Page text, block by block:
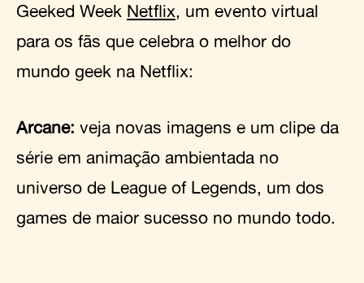
Geeked Week Netflix, um evento virtual
para os fãs que celebra o melhor do
mundo geek na Netflix:
Arcane: veja novas imagens e um clipe da
série em animação ambientada no
universo de League of Legends, um dos
games de maior sucesso no mundo todo.